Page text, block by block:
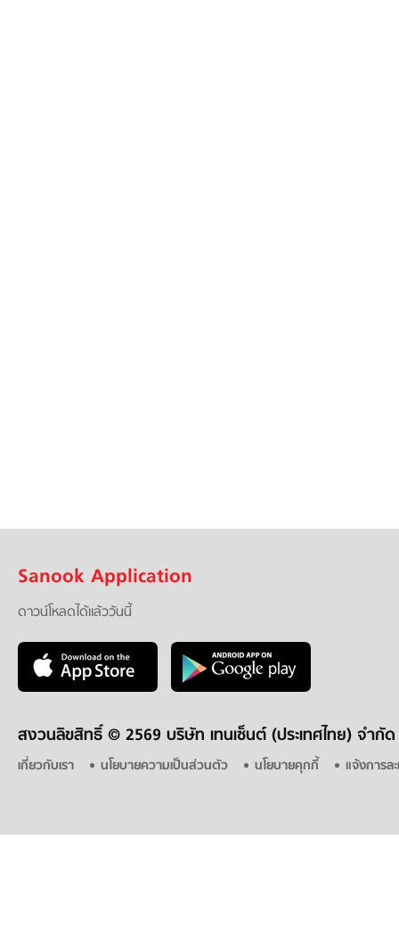
Sanook Application
ดาวน์โหลดได้แล้ววันนี้
สงวนลิขสิทธิ์ © 2569 บริษัท เทนเซ็นต์ (ประเทศไทย) จำกัด
เกี่ยวกับเรา นโยบายความเป็นส่วนตัว นโยบายคุกกี้ แจ้งการล